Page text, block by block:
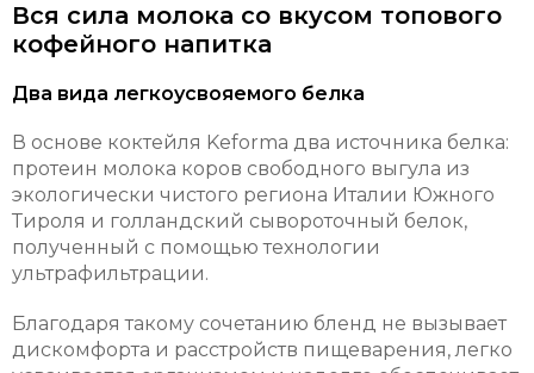
Вся сила молока со вкусом топового
кофейного напитка
Два вида легкоусвояемого белка
В основе коктейля Keforma два источника белка:
протеин молока коров свободного выгула из
экологически чистого региона Италии Южного
Тироля и голландский сывороточный белок,
полученный с помощью технологии
ультрафильтрации.
Благодаря такому сочетанию бленд не вызывает
дискомфорта и расстройств пищеварения, легко